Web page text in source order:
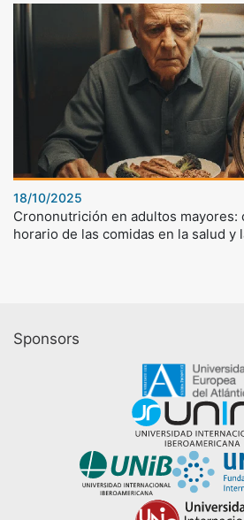
18/10/2025
Crononutrición en adultos mayores:
horario de las comidas en la salud y
Sponsors